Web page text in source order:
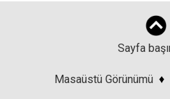
Sayfa
Masaüstü Görünümü ♦